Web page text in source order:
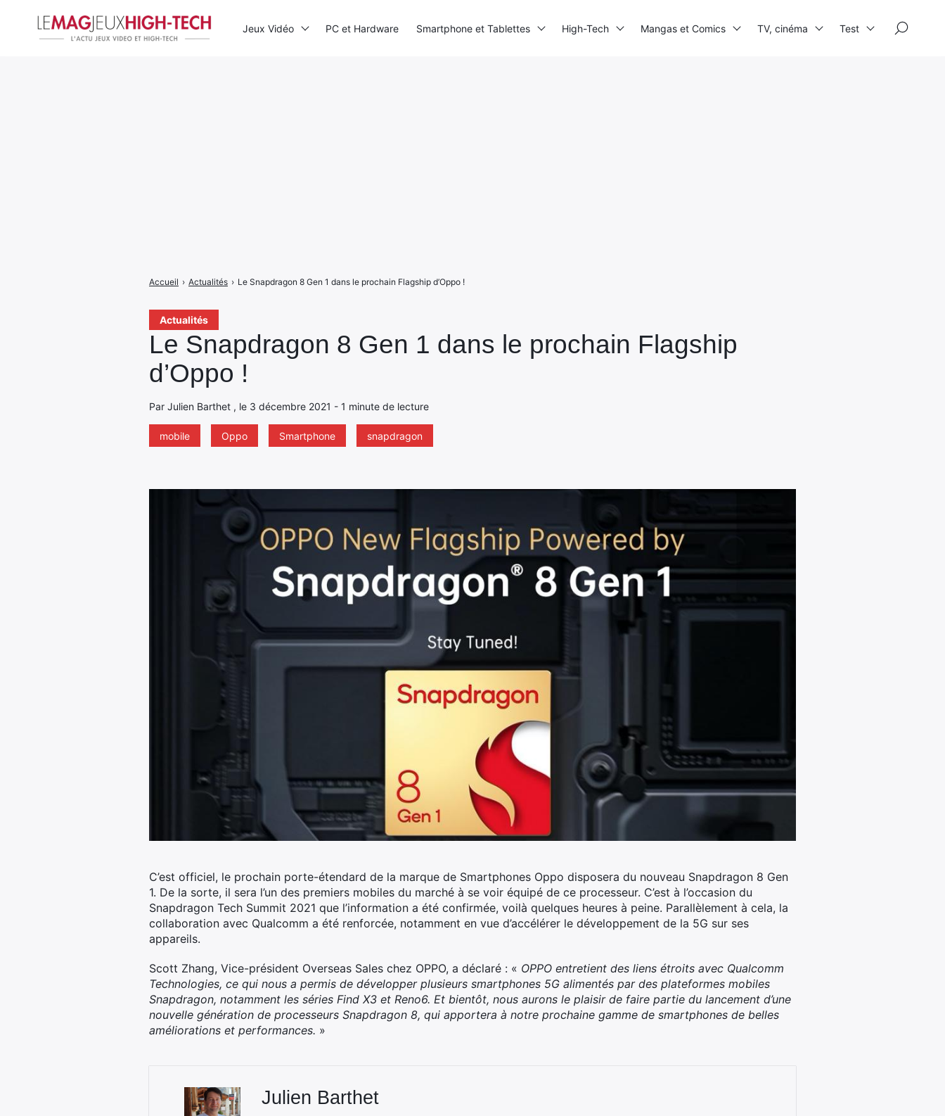
Actualités
Le Snapdragon 8 Gen 1 dans le prochain Flagship
d’Oppo !
Par Julien Barthet , le 3 décembre 2021 - 1 minute de lecture
mobile Oppo Smartphone snapdragon
Accueil › Actualités › Le Snapdragon 8 Gen 1 dans le prochain Flagship d’Oppo !
C’est officiel, le prochain porte-étendard de la marque de Smartphones Oppo disposera du nouveau Snapdragon 8 Gen
1. De la sorte, il sera l’un des premiers mobiles du marché à se voir équipé de ce processeur. C’est à l’occasion du
Snapdragon Tech Summit 2021 que l’information a été confirmée, voilà quelques heures à peine. Parallèlement à cela, la
collaboration avec Qualcomm a été renforcée, notamment en vue d’accélérer le développement de la 5G sur ses
appareils.
Scott Zhang, Vice-président Overseas Sales chez OPPO, a déclaré : « OPPO entretient des liens étroits avec Qualcomm
Technologies, ce qui nous a permis de développer plusieurs smartphones 5G alimentés par des plateformes mobiles
Snapdragon, notamment les séries Find X3 et Reno6. Et bientôt, nous aurons le plaisir de faire partie du lancement d’une
nouvelle génération de processeurs Snapdragon 8, qui apportera à notre prochaine gamme de smartphones de belles
améliorations et performances. »
Julien Barthet
Jeux Vidéo PC et Hardware Smartphone et Tablettes High-Tech Mangas et Comics TV, cinéma Test